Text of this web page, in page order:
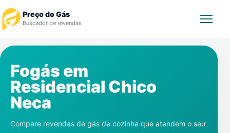
Preço do Gás
Buscador de revendas
Revendedor
Notícias
Fogás em
Residencial Chico
Neca
Compare revendas de gás de cozinha que atendem o seu